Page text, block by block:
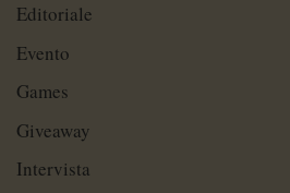
Editoriale
Evento
Games
Giveaway
Intervista